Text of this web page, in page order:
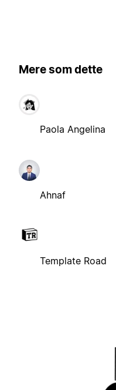
Mere som dette
Paola Angelina
Ahnaf
Template Road